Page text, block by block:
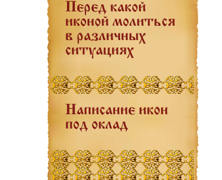
Перед какой
иконой молиться
в различных
ситуациях
Написание икон
под оклад